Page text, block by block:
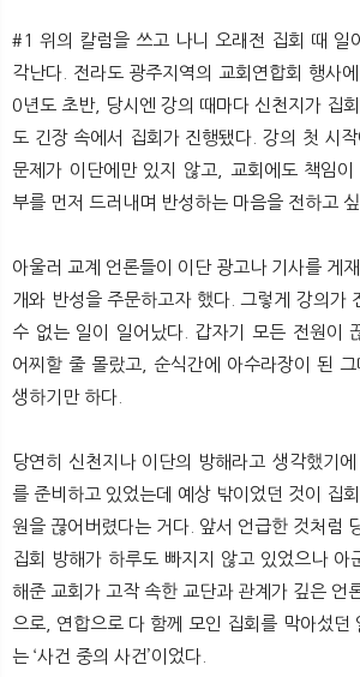
#1 위의 칼럼을 쓰고 나니 오래전 집회 때 일
각난다. 전라도 광주지역의 교회연합회 행사
0년도 초반, 당시엔 강의 때마다 신천지가 집
도 긴장 속에서 집회가 진행됐다. 강의 첫 시
문제가 이단에만 있지 않고, 교회에도 책임이
부를 먼저 드러내며 반성하는 마음을 전하고 싶
아울러 교계 언론들이 이단 광고나 기사를 게
개와 반성을 주문하고자 했다. 그렇게 강의가
수 없는 일이 일어났다. 갑자기 모든 전원이
어찌할 줄 몰랐고, 순식간에 아수라장이 된
생하기만 하다.
당연히 신천지나 이단의 방해라고 생각했기
를 준비하고 있었는데 예상 밖이었던 것이 집
원을 끊어버렸다는 거다. 앞서 언급한 것처럼
집회 방해가 하루도 빠지지 않고 있었으나 아
해준 교회가 고작 속한 교단과 관계가 깊은 언
으로, 연합으로 다 함께 모인 집회를 막아섰던
는 ‘사건 중의 사건’이었다.